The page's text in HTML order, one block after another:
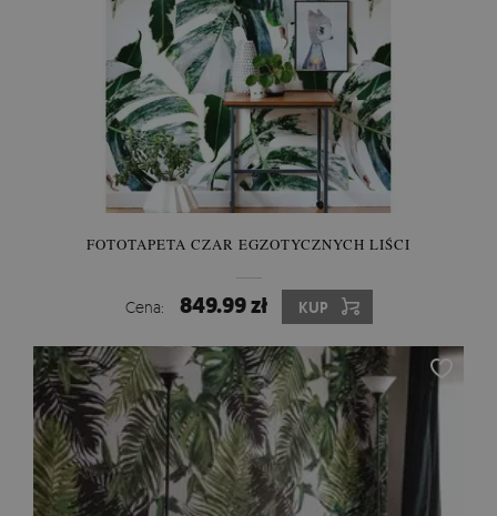
FOTOTAPETA CZAR EGZOTYCZNYCH LIŚCI
Cena: 849.99 zł KUP